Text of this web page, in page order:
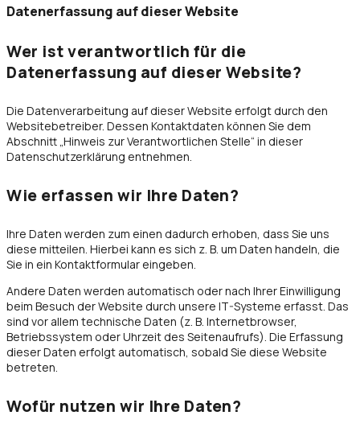
Datenerfassung auf dieser Website
Wer ist verantwortlich für die
Datenerfassung auf dieser Website?
Die Datenverarbeitung auf dieser Website erfolgt durch den
Websitebetreiber. Dessen Kontaktdaten können Sie dem
Abschnitt „Hinweis zur Verantwortlichen Stelle“ in dieser
Datenschutzerklärung entnehmen.
Wie erfassen wir Ihre Daten?
Ihre Daten werden zum einen dadurch erhoben, dass Sie uns
diese mitteilen. Hierbei kann es sich z. B. um Daten handeln, die
Sie in ein Kontaktformular eingeben.
Andere Daten werden automatisch oder nach Ihrer Einwilligung
beim Besuch der Website durch unsere IT-Systeme erfasst. Das
sind vor allem technische Daten (z. B. Internetbrowser,
Betriebssystem oder Uhrzeit des Seitenaufrufs). Die Erfassung
dieser Daten erfolgt automatisch, sobald Sie diese Website
betreten.
Wofür nutzen wir Ihre Daten?